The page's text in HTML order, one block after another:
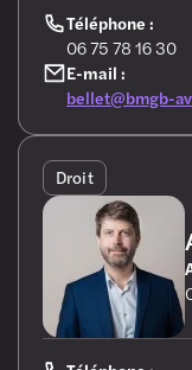
Téléphone :
06 75 78 16 30
E-mail :
bellet@bmgb-
Droit